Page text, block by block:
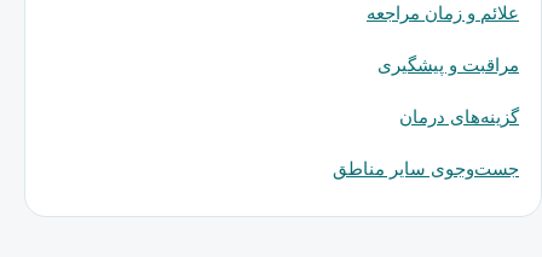
علائم و زمان مراجعه
مراقبت و پیشگیری
گزینه‌های درمان
جست‌وجوی سایر مناطق